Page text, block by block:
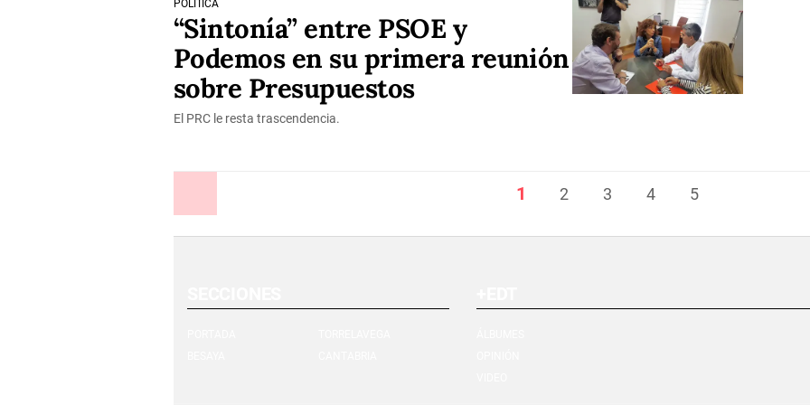
POLÍTICA
“Sintonía” entre PSOE y
Podemos en su primera reunión
sobre Presupuestos
El PRC le resta trascendencia.
1 2 3 4 5